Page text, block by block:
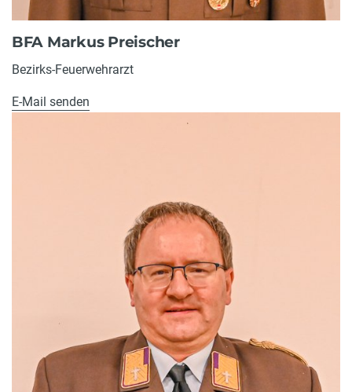
BFA Markus Preischer
Bezirks-Feuerwehrarzt
E-Mail senden